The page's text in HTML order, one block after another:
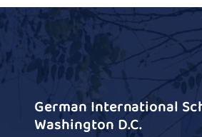
German International
Washington D.C.